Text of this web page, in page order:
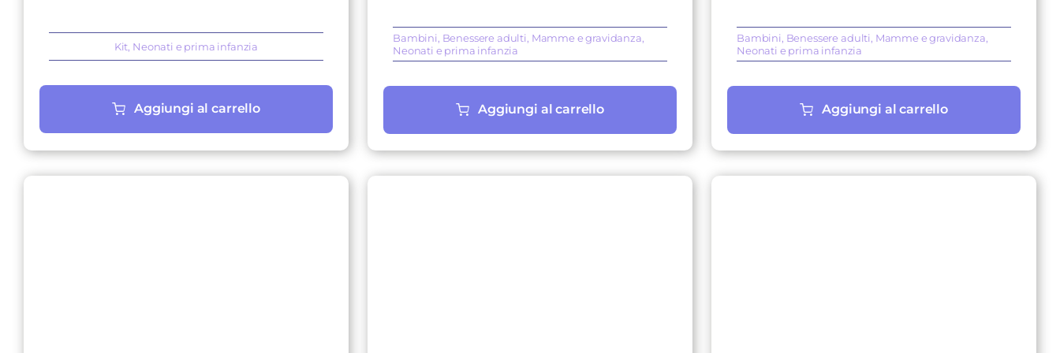
26,50 €.
22,79 €.
Kit, Neonati e prima infanzia
Aggiungi al carrello
14,90 €.
13,99 €.
Bambini, Benessere adulti, Mamme e gravidanza,
Neonati e prima infanzia
Aggiungi al carrello
16,50 €.
14,85 €.
Bambini, Benessere adulti, Mamme e gravidanza,
Neonati e prima infanzia
Aggiungi al carrello